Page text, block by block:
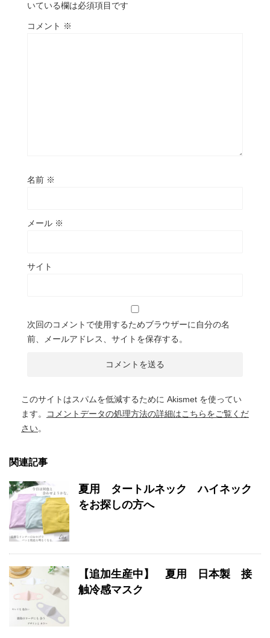
いている欄は必須項目です
コメント ※
名前 ※
メール ※
サイト
次回のコメントで使用するためブラウザーに自分の名
前、メールアドレス、サイトを保存する。
このサイトはスパムを低減するために Akismet を使ってい
ます。
コメントデータの処理方法の詳細はこちらをご覧くだ
さい。
関連記事
夏用 タートルネック ハイネック
をお探しの方へ
【追加生産中】 夏用 日本製 接
触冷感マスク